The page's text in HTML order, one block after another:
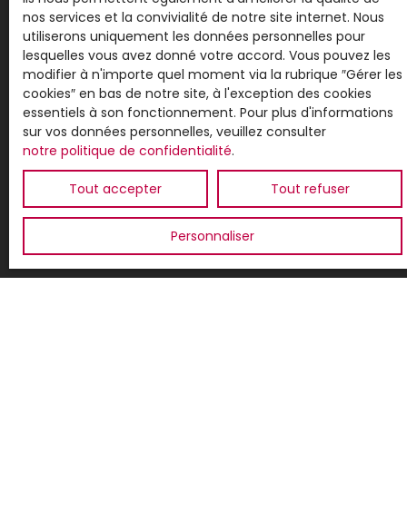
commerciale par voie téléphonique, vous pouvez
vous inscrire gratuitement sur la liste d'opposition
au démarchage téléphonique, prévu par l'article
L223-1 du code de la consommation, sur le site
Internet www.bloctel.gouv.fr ou par courrier
adressé à :
Société Worldline, Service Bloctel, CS 61311, 41013
BLOIS CEDEX.
Pour en savoir plus sur le traitement de vos
données personnelles, veuillez consulter notre
politique de confidentialité.
nos services et la convivialité de notre site internet. Nous
utiliserons uniquement les données personnelles pour
lesquelles vous avez donné votre accord. Vous pouvez les
modifier à n'importe quel moment via la rubrique ″Gérer les
cookies″ en bas de notre site, à l'exception des cookies
essentiels à son fonctionnement. Pour plus d'informations
sur vos données personnelles, veuillez consulter
notre politique de confidentialité.
Tout accepter Tout refuser
Personnaliser